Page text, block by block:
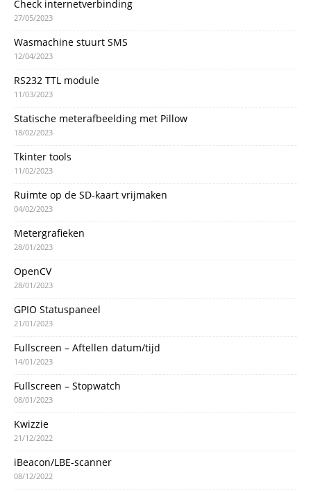
Check internetverbinding
27/05/2023
Wasmachine stuurt SMS
12/04/2023
RS232 TTL module
11/03/2023
Statische meterafbeelding met Pillow
18/02/2023
Tkinter tools
11/02/2023
Ruimte op de SD-kaart vrijmaken
04/02/2023
Metergrafieken
28/01/2023
OpenCV
28/01/2023
GPIO Statuspaneel
21/01/2023
Fullscreen – Aftellen datum/tijd
14/01/2023
Fullscreen – Stopwatch
08/01/2023
Kwizzie
21/12/2022
iBeacon/LBE-scanner
08/12/2022